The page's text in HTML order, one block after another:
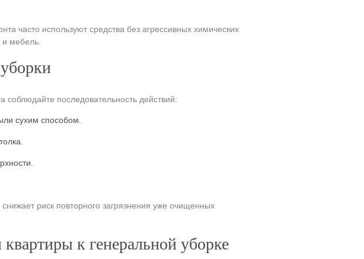
часто используют средства без агрессивных химических
мебель.
соблюдайте последовательность действий:
сухим способом.
риск повторного загрязнения уже очищенных
к генеральной уборке